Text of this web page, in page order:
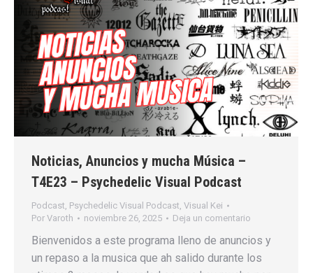
Noticias, Anuncios y mucha Música –
T4E23 – Psychedelic Visual Podcast
Podcast, Psychedelic Visual Podcast, Visual Kei
Por Varoth noviembre 26, 2025 Deja un comentario
Bienvenidos a este programa lleno de anuncios y
un repaso a la musica que ah salido durante los